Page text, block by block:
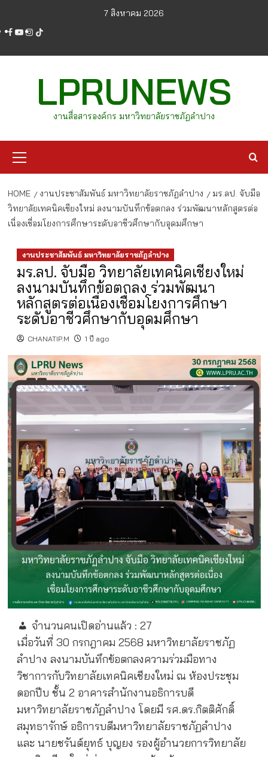
content
7 สิงหาคม 2026
facebook
youtube
instagram
tiktok
LPRUNEWS
งานสื่อสารองค์กร มหาวิทยาลัยราชภัฏลำปาง
Menu
HOME งานประชาสัมพันธ์ มหาวิทยาลัยราชภัฏลำปาง
มร.ลป. จับมือ
วิทยาลัยเทคนิคเชียงใหม่ ลงนามบันทึกข้อตกลง ร่วมพัฒนาหลักสูตรต่อ
เนื่องเชื่อมโยงการศึกษาระดับอาชีวศึกษากับอุดมศึกษา
งานประชาสัมพันธ์ มหาวิทยาลัยราชภัฏลำปาง
มร.ลป. จับมือ วิทยาลัยเทคนิคเชียงใหม่
ลงนามบันทึกข้อตกลง ร่วมพัฒนา
หลักสูตรต่อเนื่องเชื่อมโยงการศึกษา
ระดับอาชีวศึกษากับอุดมศึกษา
CHANATIP.M 1 ปี ago
จำนวนคนเปิดอ่านแล้ว : 27
เมื่อวันที่ 30 กรกฎาคม 2568 มหาวิทยาลัยราชภัฏ
ลำปาง ลงนามบันทึกข้อตกลงความร่วมมือทาง
วิชาการกับวิทยาลัยเทคนิคเชียงใหม่ ณ ห้องประชุม
ดอกปีบ ชั้น 2 อาคารสำนักงานอธิการบดี
มหาวิทยาลัยราชภัฏลำปาง โดยมี รศ.ดร.กิตติศักดิ์
สมุทธารักษ์ อธิการบดีมหาวิทยาลัยราชภัฏลำปาง
และ นายชรันต์ยุทธ์ บุญยง รองผู้อำนวยการวิทยาลัย